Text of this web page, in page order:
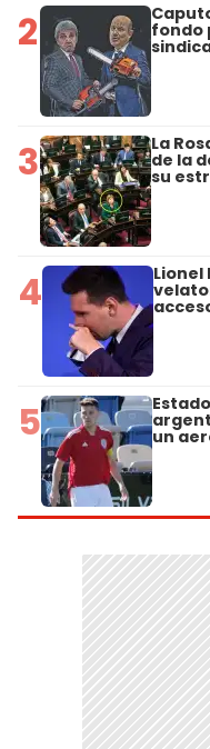
2 fondo
3 La
de la
su
4 Lionel
5 un